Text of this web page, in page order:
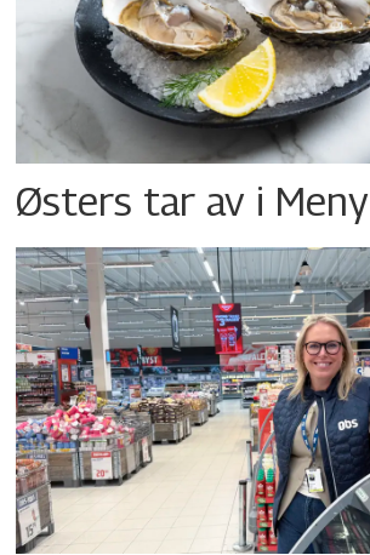
Østers tar av i Meny